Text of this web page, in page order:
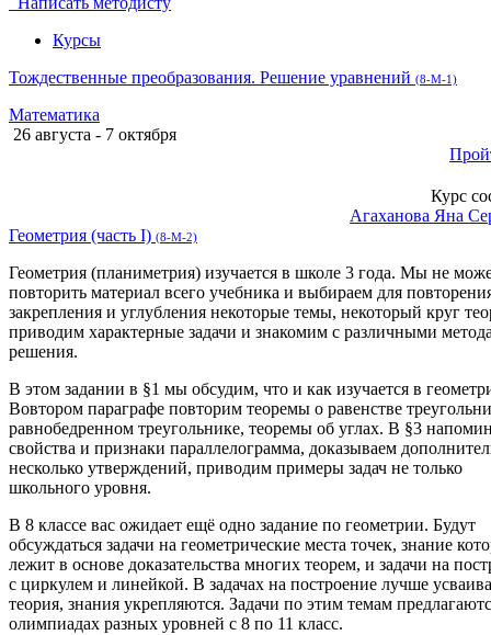
Курсы
Тождественные преобразования. Решение уравнений (8-М-1)
Математика
26 августа - 7 октября
Курс
Агаханова Яна
Геометрия (часть I) (8-М-2)
Геометрия (планиметрия) изучается в школе 3 года. Мы не
повторить материал всего учебника и выбираем для
закрепления и углубления некоторые темы, некоторый круг
приводим характерные задачи и знакомим с различными
решения.
В этом задании в §1 мы обсудим, что и как изучается в
Вовтором параграфе повторим теоремы о равенстве
равнобедренном треугольнике, теоремы об углах. В §3
свойства и признаки параллелограмма, доказываем
несколько утверждений, приводим примеры задач не только
школьного уровня.
В 8 классе вас ожидает ещё одно задание по геометрии. Будут
обсуждаться задачи на геометрические места точек, знание
лежит в основе доказательства многих теорем, и задачи на
с циркулем и линейкой. В задачах на построение лучше
теория, знания укрепляются. Задачи по этим темам
олимпиадах разных уровней с 8 по 11 класс.